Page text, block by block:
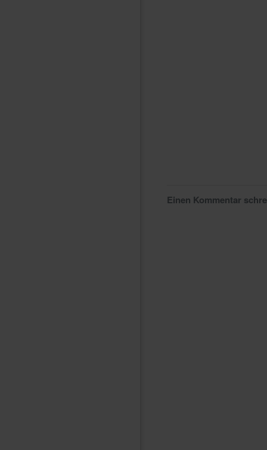
Einen Kommentar